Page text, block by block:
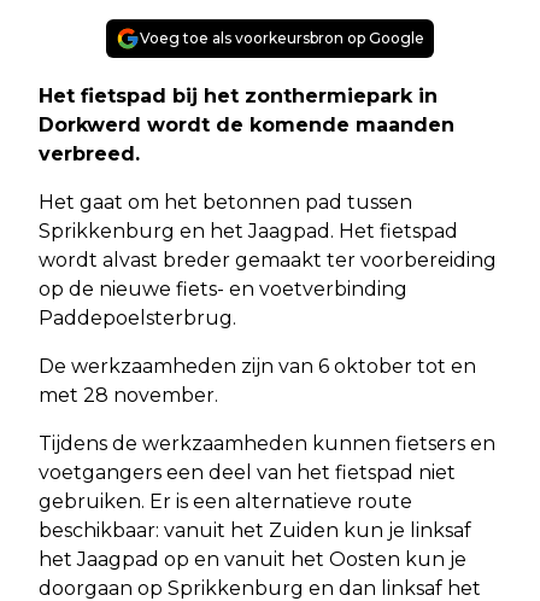
Voeg toe als voorkeursbron op Google
Het fietspad bij het zonthermiepark in
Dorkwerd wordt de komende maanden
verbreed.
Het gaat om het betonnen pad tussen
Sprikkenburg en het Jaagpad. Het fietspad
wordt alvast breder gemaakt ter voorbereiding
op de nieuwe fiets- en voetverbinding
Paddepoelsterbrug.
De werkzaamheden zijn van 6 oktober tot en
met 28 november.
Tijdens de werkzaamheden kunnen fietsers en
voetgangers een deel van het fietspad niet
gebruiken. Er is een alternatieve route
beschikbaar: vanuit het Zuiden kun je linksaf
het Jaagpad op en vanuit het Oosten kun je
doorgaan op Sprikkenburg en dan linksaf het